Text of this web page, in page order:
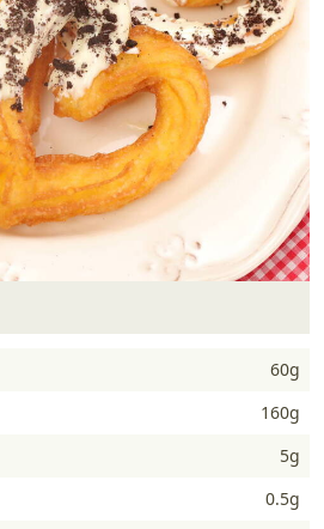
60g
160g
5g
0.5g